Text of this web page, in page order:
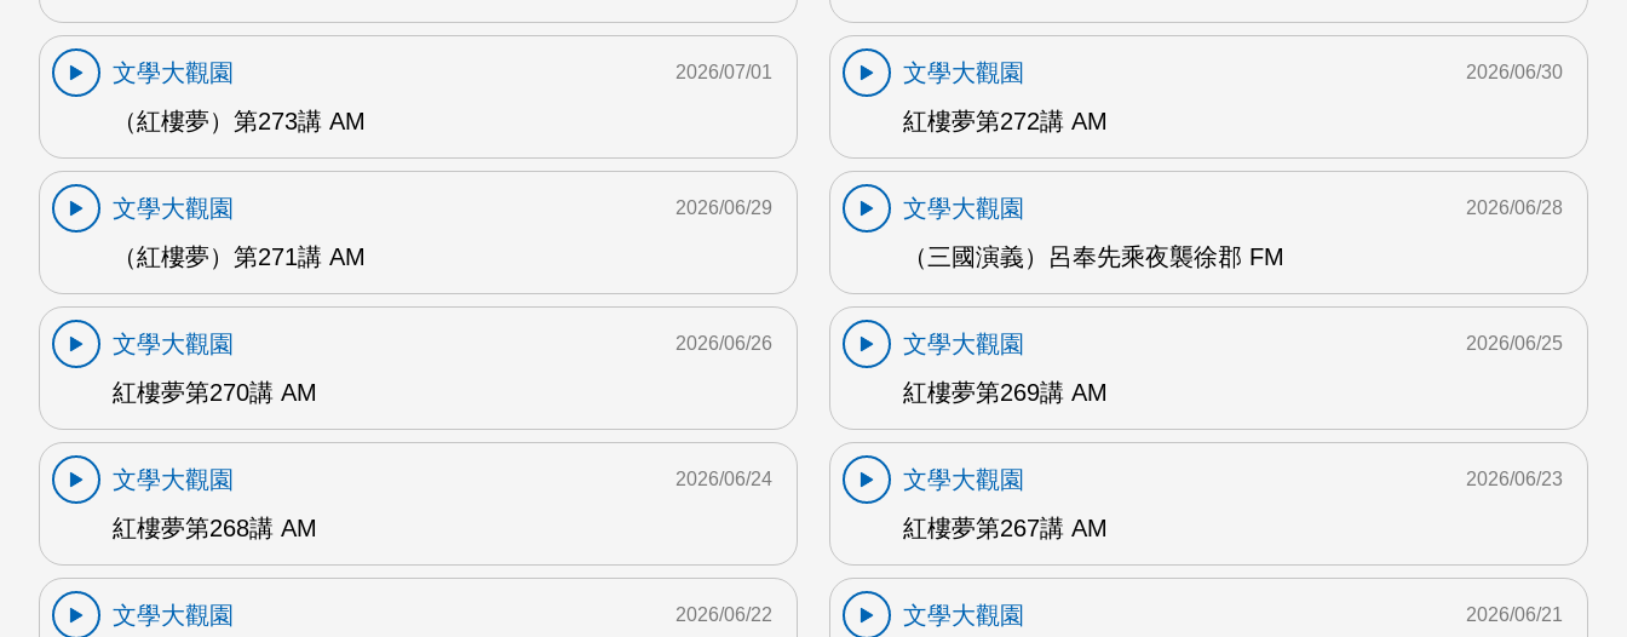
文學大觀園
（紅樓夢）第273講 AM
2026/07/01
文學大觀園
紅樓夢第272講 AM
2026/06/30
文學大觀園
（紅樓夢）第271講 AM
2026/06/29
文學大觀園
（三國演義）呂奉先乘夜襲徐郡 FM
2026/06/28
文學大觀園
紅樓夢第270講 AM
2026/06/26
文學大觀園
紅樓夢第269講 AM
2026/06/25
文學大觀園
紅樓夢第268講 AM
2026/06/24
文學大觀園
紅樓夢第267講 AM
2026/06/23
文學大觀園
2026/06/22
文學大觀園
2026/06/21